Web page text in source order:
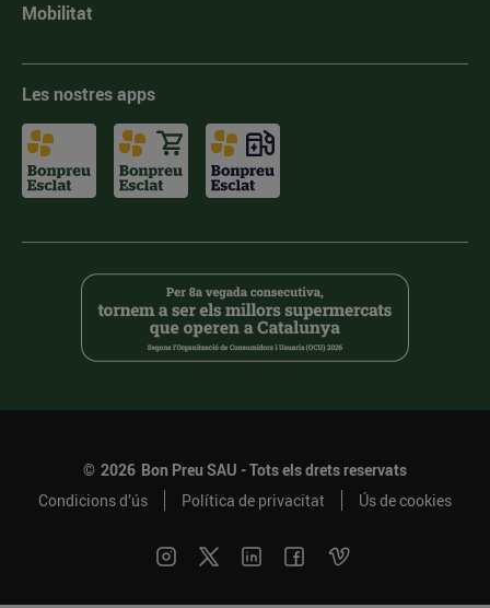
Mobilitat
Les nostres apps
© 2026 Bon Preu SAU - Tots els drets reservats
Condicions d’ús
Política de privacitat Ús de cookies